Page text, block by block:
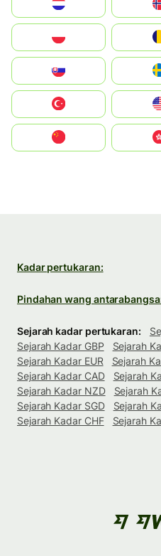
United States
中國香港特別行政區
Kadar pertukaran:
Pindahan wang
Sejarah kadar pertukaran:
Sejarah Kadar GBP
Sejarah
Sejarah Kadar EUR
Sejarah
Sejarah Kadar CAD
Sejarah
Sejarah Kadar NZD
Sejarah
Sejarah Kadar SGD
Sejarah
Sejarah Kadar CHF
Sejarah